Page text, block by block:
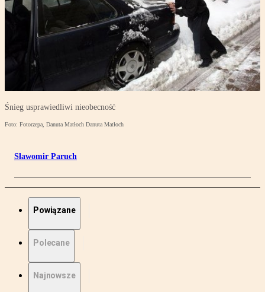
Śnieg usprawiedliwi nieobecność
Foto: Fotorzepa, Danuta Matłoch Danuta Matłoch
Sławomir Paruch
Powiązane
Polecane
Najnowsze